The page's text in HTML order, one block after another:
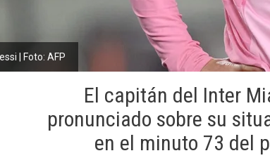
| Foto: AFP
El capitán del Inter
pronunciado sobre su
en el minuto 73 del